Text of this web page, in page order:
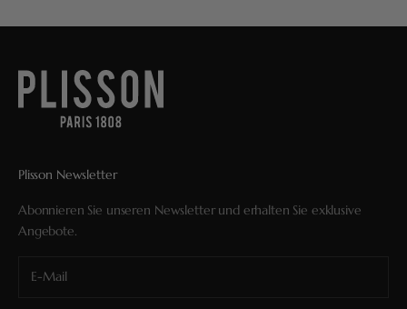
Plisson Newsletter
Abonnieren Sie unseren Newsletter und erhalten Sie exklusive
Angebote.